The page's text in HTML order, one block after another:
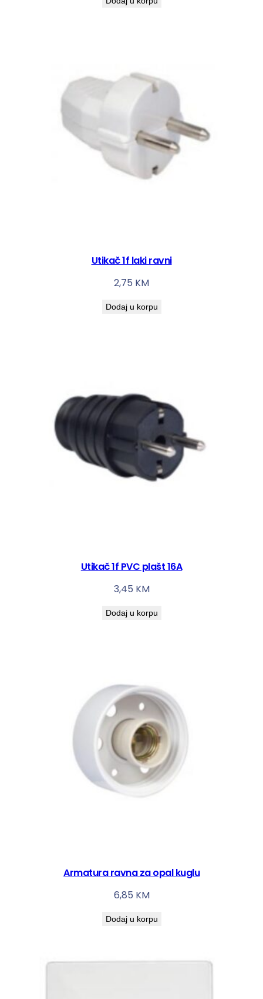
Utikač 1f laki ravni
2,75 KM
Dodaj u korpu
Utikač 1f PVC plašt 16A
3,45 KM
Dodaj u korpu
Armatura ravna za opal kuglu
6,85 KM
Dodaj u korpu